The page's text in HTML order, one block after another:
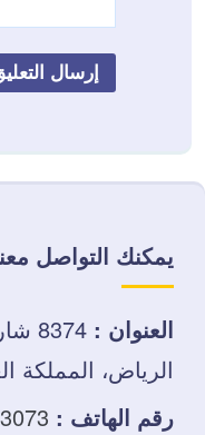
يمكنك التواصل
العنوان :
الرياض، المملكة
رقم الهاتف :